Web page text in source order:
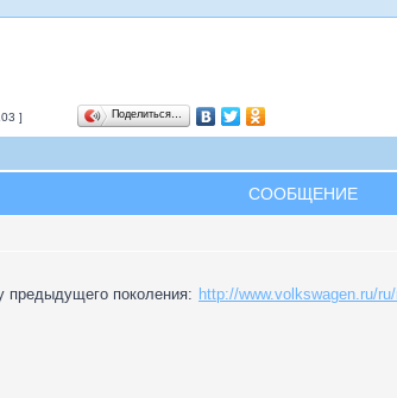
] Поделиться…
СООБЩЕНИЕ
поколения: http://www.volkswagen.ru/